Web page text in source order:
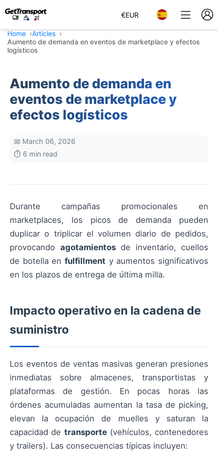
€EUR
Home
Articles
Aumento de demanda en eventos de marketplace y efectos
logísticos
Aumento de demanda en
eventos de marketplace y
efectos logísticos
📅 March 06, 2026
⏱️ 6 min read
Durante campañas promocionales en
marketplaces, los picos de demanda pueden
duplicar o triplicar el volumen diario de pedidos,
provocando agotamientosde inventario, cuellos
de botella en fulfillment y aumentos significativos
en los plazos de entrega de última milla.
Impacto operativo en la cadena de
suministro
Los eventos de ventas masivas generan presiones
inmediatas sobre almacenes, transportistas y
plataformas de gestión. En pocas horas las
órdenes acumuladas aumentan la tasa de picking,
elevan la ocupación de muelles y saturan la
capacidad de transporte(vehículos, contenedores
y trailers). Las consecuencias típicas incluyen: